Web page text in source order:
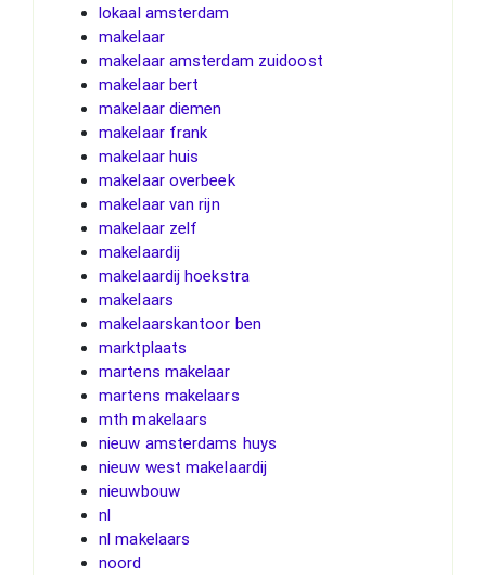
lokaal amsterdam
makelaar
makelaar amsterdam zuidoost
makelaar bert
makelaar diemen
makelaar frank
makelaar huis
makelaar overbeek
makelaar van rijn
makelaar zelf
makelaardij
makelaardij hoekstra
makelaars
makelaarskantoor ben
marktplaats
martens makelaar
martens makelaars
mth makelaars
nieuw amsterdams huys
nieuw west makelaardij
nieuwbouw
nl
nl makelaars
noord